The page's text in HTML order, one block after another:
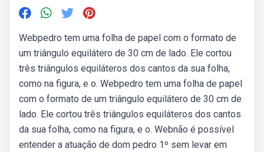
Webpedro tem uma folha de papel com o formato de
um triângulo equilátero de 30 cm de lado. Ele cortou
três triângulos equiláteros dos cantos da sua folha,
como na figura, e o. Webpedro tem uma folha de papel
com o formato de um triângulo equilátero de 30 cm de
lado. Ele cortou três triângulos equiláteros dos cantos
da sua folha, como na figura, e o. Webnão é possível
entender a atuação de dom pedro 1º sem levar em